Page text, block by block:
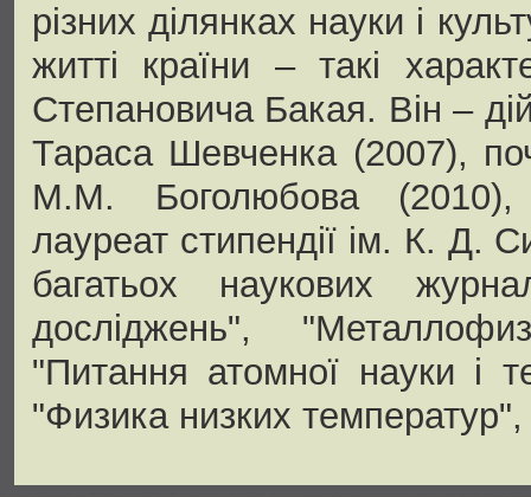
різних ділянках науки і
житті країни – такі
Степановича Бакая. Він –
Тараса Шевченка (2007),
М.М. Боголюбова (2010),
лауреат стипендії ім. К. Д.
багатьох наукових
досліджень",
"Питання атомної науки і
"Физика низких температур",